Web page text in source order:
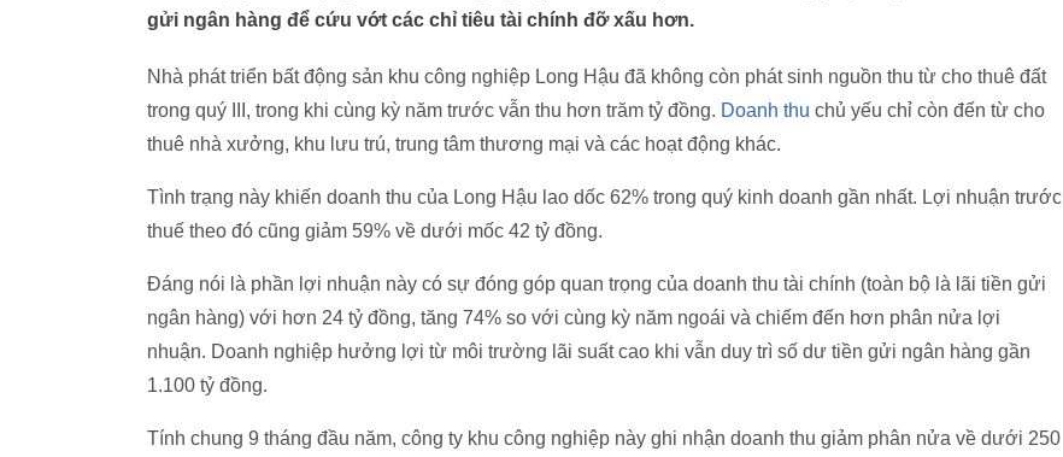
gửi ngân hàng để cứu vớt các chỉ tiêu tài chính đỡ xấu hơn.
Nhà phát triển bất động sản khu công nghiệp Long Hậu đã không còn phát sinh nguồn thu từ cho thuê đất
trong quý III, trong khi cùng kỳ năm trước vẫn thu hơn trăm tỷ đồng. Doanh thu chủ yếu chỉ còn đến từ cho
thuê nhà xưởng, khu lưu trú, trung tâm thương mại và các hoạt động khác.
Tình trạng này khiến doanh thu của Long Hậu lao dốc 62% trong quý kinh doanh gần nhất. Lợi nhuận trước
thuế theo đó cũng giảm 59% về dưới mốc 42 tỷ đồng.
Đáng nói là phần lợi nhuận này có sự đóng góp quan trọng của doanh thu tài chính (toàn bộ là lãi tiền gửi
ngân hàng) với hơn 24 tỷ đồng, tăng 74% so với cùng kỳ năm ngoái và chiếm đến hơn phân nửa lợi
nhuận. Doanh nghiệp hưởng lợi từ môi trường lãi suất cao khi vẫn duy trì số dư tiền gửi ngân hàng gần
1.100 tỷ đồng.
Tính chung 9 tháng đầu năm, công ty khu công nghiệp này ghi nhận doanh thu giảm phân nửa về dưới 250